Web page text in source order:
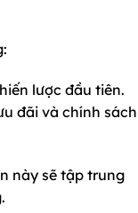
lược đầu tiên.
đãi và chính sách
này sẽ tập trung